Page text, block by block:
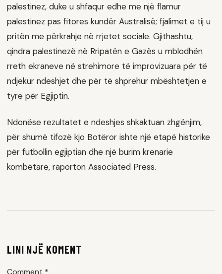
palestinez, duke u shfaqur edhe me një flamur
palestinez pas fitores kundër Australisë; fjalimet e tij u
pritën me përkrahje në rrjetet sociale. Gjithashtu,
qindra palestinezë në Rripatën e Gazës u mblodhën
rreth ekraneve në strehimore të improvizuara për të
ndjekur ndeshjet dhe për të shprehur mbështetjen e
tyre për Egjiptin.
Ndonëse rezultatet e ndeshjes shkaktuan zhgënjim,
për shumë tifozë kjo Botëror ishte një etapë historike
për futbollin egjiptian dhe një burim krenarie
kombëtare, raporton Associated Press.
LINI NJË KOMENT
Comment *